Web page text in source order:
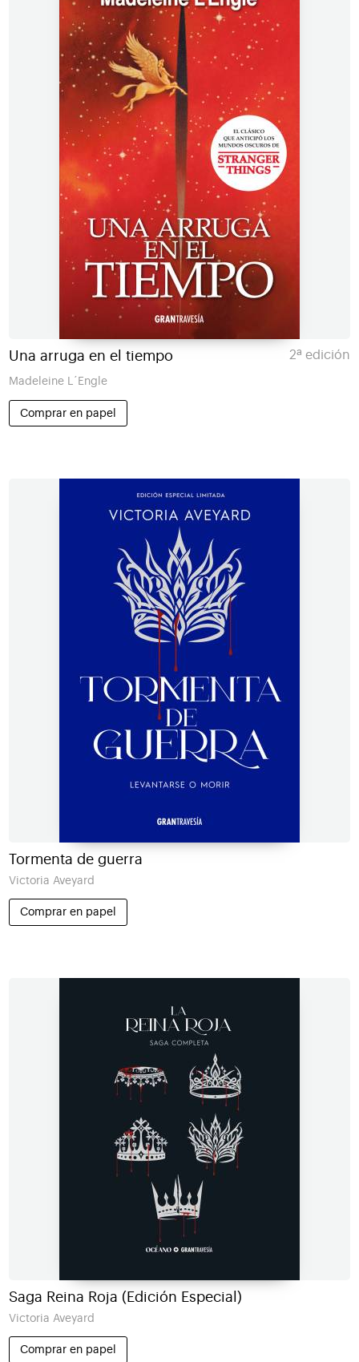
Una arruga en el tiempo 2ª edición
Madeleine L´Engle
Comprar en papel
Tormenta de guerra
Victoria Aveyard
Comprar en papel
Saga Reina Roja (Edición Especial)
Victoria Aveyard
Comprar en papel